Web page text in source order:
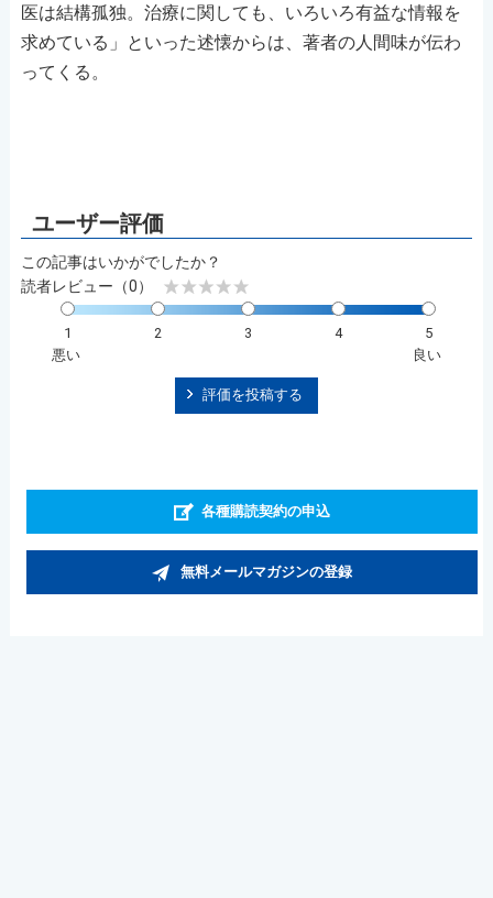
医は結構孤独。治療に関しても、いろいろ有益な情報を
求めている」といった述懐からは、著者の人間味が伝わ
ってくる。
この記事はいかがでしたか？
読者レビュー（0）
1 2 3 4
5
悪い
良い
評価を投稿する
各種購読契約の申込
無料メールマガジンの登録